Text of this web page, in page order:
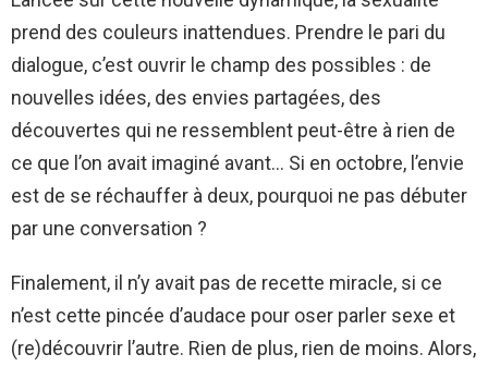
prend des couleurs inattendues. Prendre le pari du
dialogue, c’est ouvrir le champ des possibles : de
nouvelles idées, des envies partagées, des
découvertes qui ne ressemblent peut-être à rien de
ce que l’on avait imaginé avant… Si en octobre, l’envie
est de se réchauffer à deux, pourquoi ne pas débuter
par une conversation ?
Finalement, il n’y avait pas de recette miracle, si ce
n’est cette pincée d’audace pour oser parler sexe et
(re)découvrir l’autre. Rien de plus, rien de moins. Alors,